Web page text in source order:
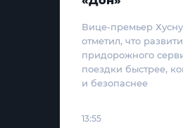
Вице-премьер
отметил, что
придорожного
поездки быстрее,
и безопаснее
13:55